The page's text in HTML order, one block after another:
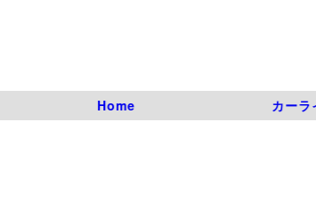
Home カーラ